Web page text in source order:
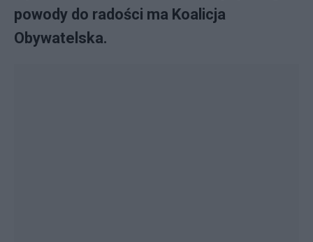
powody do radości ma Koalicja
Obywatelska.